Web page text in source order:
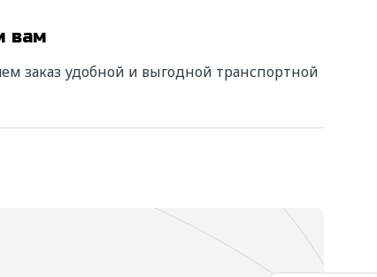
вам
заказ удобной и выгодной транспортной